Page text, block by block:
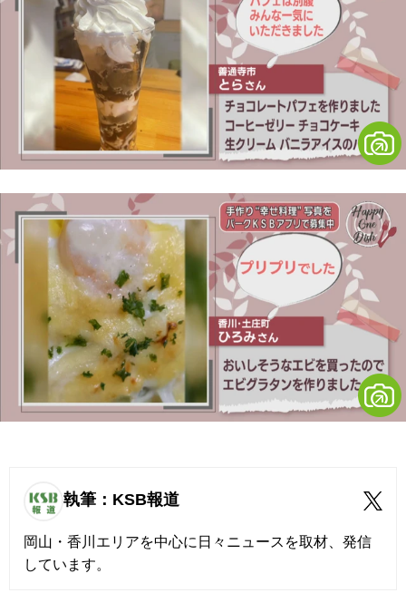
執筆：KSB報道
岡山・香川エリアを中心に日々ニュースを取材、発信
しています。